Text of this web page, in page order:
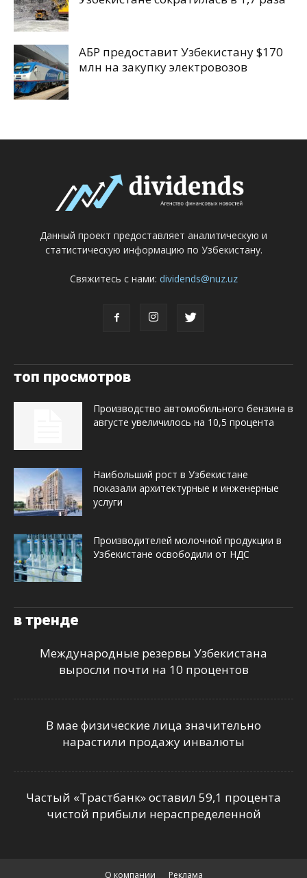
АБР предоставит Узбекистану $170
млн на закупку электровозов
Данный проект предоставляет аналитическую и
статистическую информацию по Узбекистану.
Свяжитесь с нами: dividends@nuz.uz
топ просмотров
Производство автомобильного бензина в
августе увеличилось на 10,5 процента
Наибольший рост в Узбекистане
показали архитектурные и инженерные
услуги
Производителей молочной продукции в
Узбекистане освободили от НДС
в тренде
Международные резервы Узбекистана
выросли почти на 10 процентов
В мае физические лица значительно
нарастили продажу инвалюты
Частый «Трастбанк» оставил 59,1 процента
чистой прибыли нераспределенной
О компании Реклама